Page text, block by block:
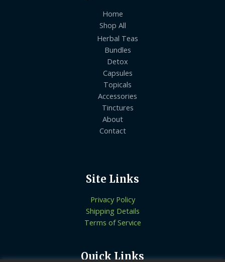
Home
Shop All
Herbal Teas
Bundles
Detox
Capsules
Topicals
Accessories
Tinctures
About
Contact
Site Links
Privacy Policy
Shipping Details
Terms of Service
Quick Links